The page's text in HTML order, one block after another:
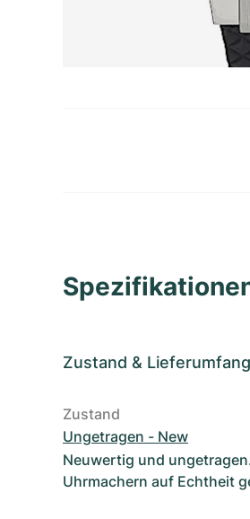
Zustand & Lieferumfang
Zustand
Ungetragen - New
Neuwertig und
Uhrmachern auf Echtheit